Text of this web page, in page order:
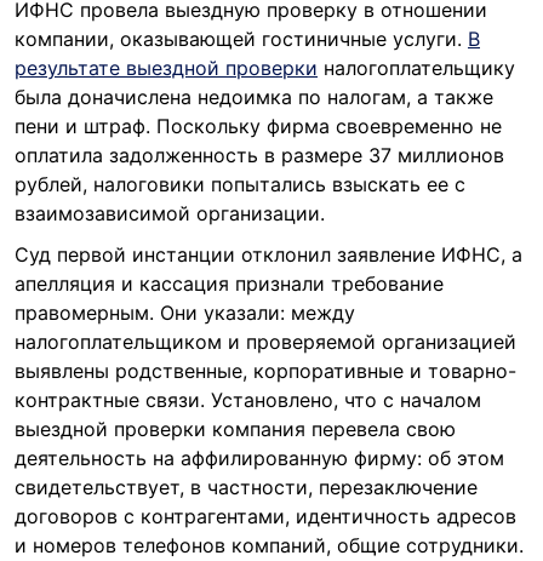
ИФНС провела выездную проверку в отношении
компании, оказывающей гостиничные услуги. В
результате выездной проверки налогоплательщику
была доначислена недоимка по налогам, а также
пени и штраф. Поскольку фирма своевременно не
оплатила задолженность в размере 37 миллионов
рублей, налоговики попытались взыскать ее с
взаимозависимой организации.
Суд первой инстанции отклонил заявление ИФНС, а
апелляция и кассация признали требование
правомерным. Они указали: между
налогоплательщиком и проверяемой организацией
выявлены родственные, корпоративные и товарно-
контрактные связи. Установлено, что с началом
выездной проверки компания перевела свою
деятельность на аффилированную фирму: об этом
свидетельствует, в частности, перезаключение
договоров с контрагентами, идентичность адресов
и номеров телефонов компаний, общие сотрудники.